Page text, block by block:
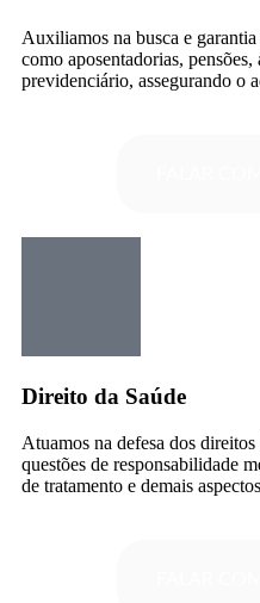
Auxiliamos na busca e
como aposentadorias,
previdenciário, assegurando o
Direito da Saúde
Atuamos na defesa dos
questões de responsabilidade
de tratamento e demais